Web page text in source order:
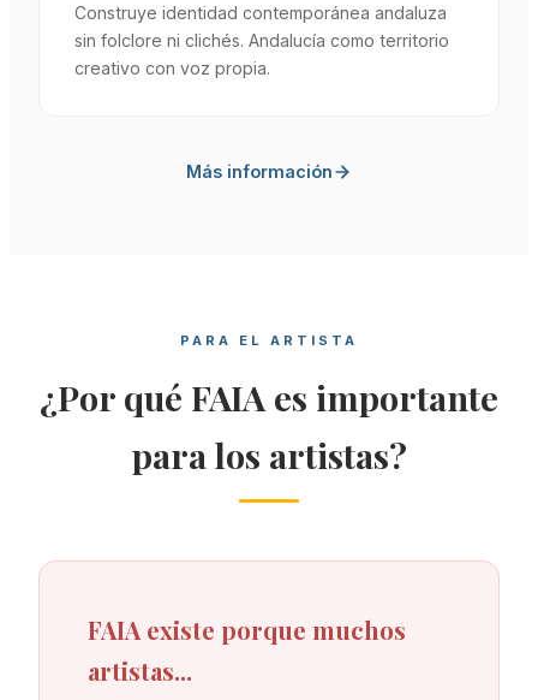
Construye identidad contemporánea andaluza
sin folclore ni clichés. Andalucía como territorio
creativo con voz propia.
Más información
PARA EL ARTISTA
¿Por qué FAIA es importante
para los artistas?
FAIA existe porque muchos
artistas...